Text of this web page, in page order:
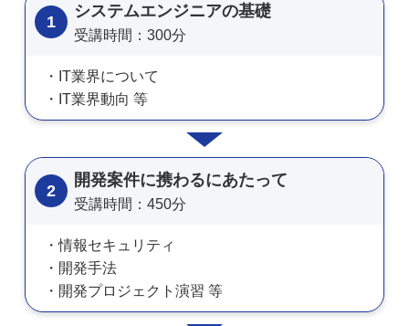
1
システムエンジニアの基礎
受講時間：300分
IT業界について
IT業界動向 等
2
開発案件に携わるにあたって
受講時間：450分
情報セキュリティ
開発手法
開発プロジェクト演習 等